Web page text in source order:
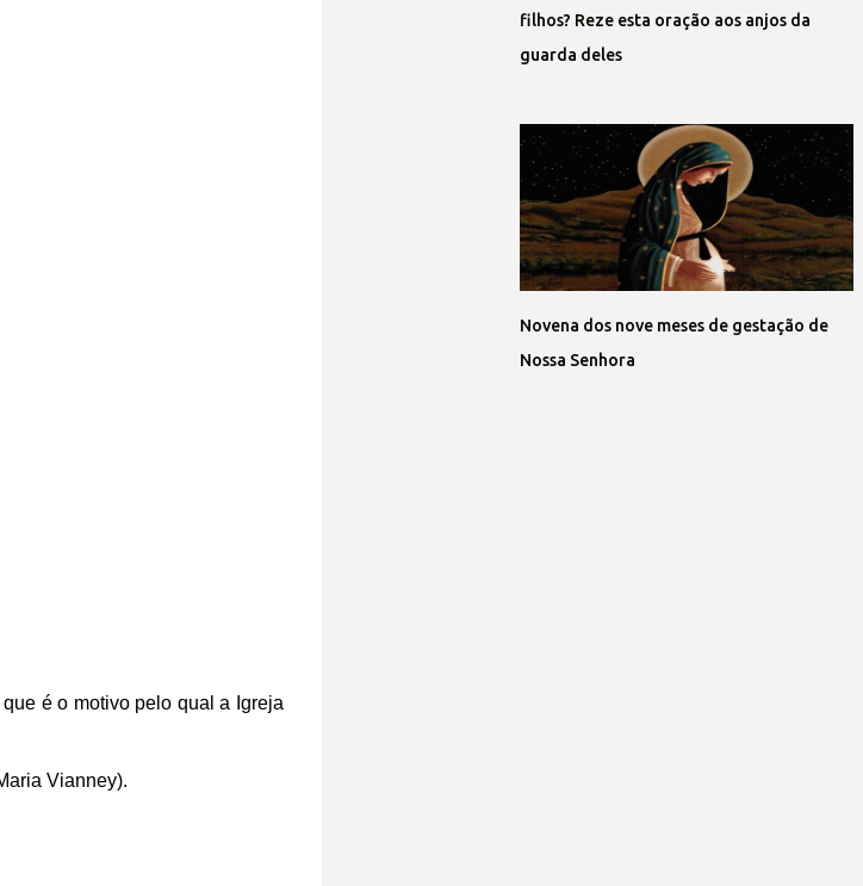
é o motivo pelo qual a Igreja
Vianney).
filhos? Reze esta oração aos anjos da
guarda deles
Novena dos nove meses de gestação de
Nossa Senhora